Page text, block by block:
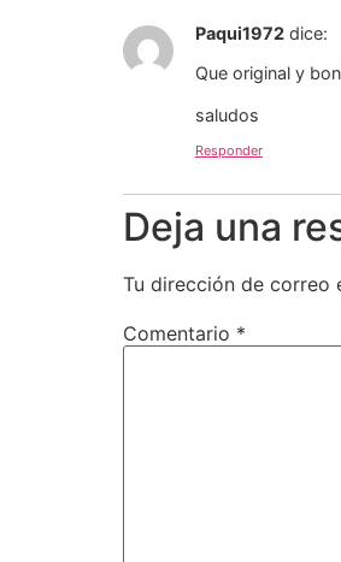
Paqui1972 dice:
Que original y
saludos
Responder
Deja una
Tu dirección de correo
Comentario *